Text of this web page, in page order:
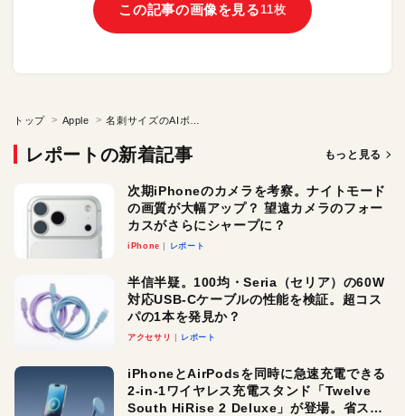
この記事の画像を見る 11枚
トップ Apple
レポートの新着記事 もっと見る
次期iPhoneのカメラを考察。ナイトモード
の画質が大幅アップ？ 望遠カメラのフォー
カスがさらにシャープに？
iPhone レポート
半信半疑。100均・Seria（セリア）の60W
対応USB-Cケーブルの性能を検証。超コス
パの1本を発見か？
アクセサリ レポート
iPhoneとAirPodsを同時に急速充電できる
2-in-1ワイヤレス充電スタンド「Twelve
South HiRise 2 Deluxe」が登場。省スペ